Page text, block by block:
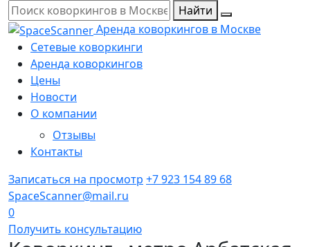
Найти
Аренда коворкингов в Москве
Сетевые коворкинги
Аренда коворкингов
Цены
Новости
О компании
Отзывы
Контакты
Записаться на просмотр +7 923 154 89 68
SpaceScanner@mail.ru
0
Получить консультацию